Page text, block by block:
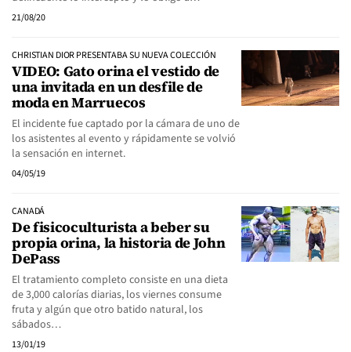
21/08/20
CHRISTIAN DIOR PRESENTABA SU NUEVA COLECCIÓN
VIDEO: Gato orina el vestido de
una invitada en un desfile de
moda en Marruecos
El incidente fue captado por la cámara de uno de
los asistentes al evento y rápidamente se volvió
la sensación en internet.
04/05/19
CANADÁ
De fisicoculturista a beber su
propia orina, la historia de John
DePass
El tratamiento completo consiste en una dieta
de 3,000 calorías diarias, los viernes consume
fruta y algún que otro batido natural, los
sábados…
13/01/19